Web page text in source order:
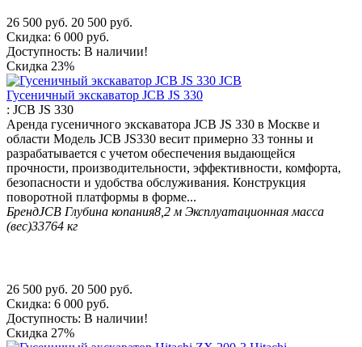
26 500 руб. 20 500 руб.
Скидка: 6 000 руб.
Доступность: В наличии!
Скидка 23%
Гусеничный экскаватор JCB JS 330
: JCB JS 330
Аренда гусеничного экскаватора JCB JS 330 в Москве и
области Модель JCB JS330 весит примерно 33 тонны и
разрабатывается с учетом обеспечения выдающейся
прочности, производительности, эффективности, комфорта,
безопасности и удобства обслуживания. Конструкция
поворотной платформы в форме...
БрендJCB Глубина копания8,2 м Эксплуатационная масса
(вес)33764 кг
26 500 руб. 20 500 руб.
Скидка: 6 000 руб.
Доступность: В наличии!
Скидка 27%